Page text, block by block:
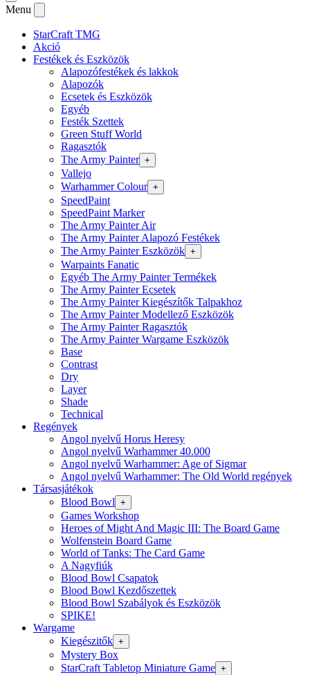
Menu
StarCraft TMG
Akció
Festékek és Eszközök
Alapozófestékek és lakkok
Alapozók
Ecsetek és Eszközök
Egyéb
Festék Szettek
Green Stuff World
Ragasztók
The Army Painter +
Vallejo
Warhammer Colour +
SpeedPaint
SpeedPaint Marker
The Army Painter Air
The Army Painter Alapozó Festékek
The Army Painter Eszközök +
Warpaints Fanatic
Egyéb The Army Painter Termékek
The Army Painter Ecsetek
The Army Painter Kiegészítők Talpakhoz
The Army Painter Modellező Eszközök
The Army Painter Ragasztók
The Army Painter Wargame Eszközök
Base
Contrast
Dry
Layer
Shade
Technical
Regények
Angol nyelvű Horus Heresy
Angol nyelvű Warhammer 40.000
Angol nyelvű Warhammer: Age of Sigmar
Angol nyelvű Warhammer: The Old World regények
Társasjátékok
Blood Bowl +
Games Workshop
Heroes of Might And Magic III: The Board Game
Wolfenstein Board Game
World of Tanks: The Card Game
A Nagyfiúk
Blood Bowl Csapatok
Blood Bowl Kezdőszettek
Blood Bowl Szabályok és Eszközök
SPIKE!
Wargame
Kiegészitők +
Mystery Box
StarCraft Tabletop Miniature Game +